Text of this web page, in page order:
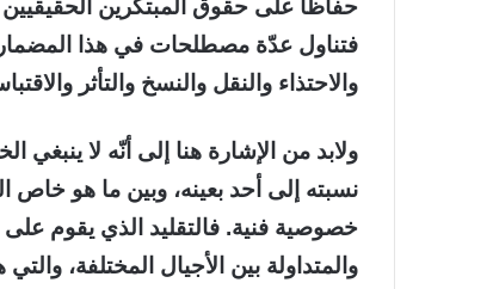
حفاظاً على حقوق المبتكرين الحقيقيين
فتناول عدّة مصطلحات في هذا المضمار
والاحتذاء والنقل والنسخ والتأثر
ولابد من الإشارة هنا إلى أنّه لا
نسبته إلى أحد بعينه، وبين ما هو
خصوصية فنية. فالتقليد الذي يقوم على
والمتداولة بين الأجيال المختلفة،